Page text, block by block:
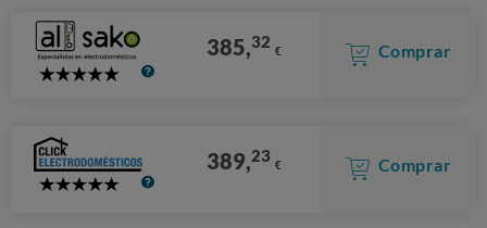
5
385,32 € Comprar
5
389,23 € Comprar